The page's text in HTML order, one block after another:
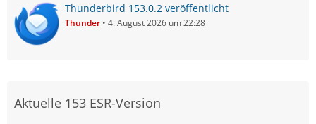
Thunderbird 153.0.2 veröffentlicht
Thunder 4. August 2026 um 22:28
Aktuelle 153 ESR-Version